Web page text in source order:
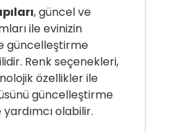
, güncel ve
ile evinizin
güncelleştirme
Renk seçenekleri,
özellikler ile
güncelleştirme
olabilir.